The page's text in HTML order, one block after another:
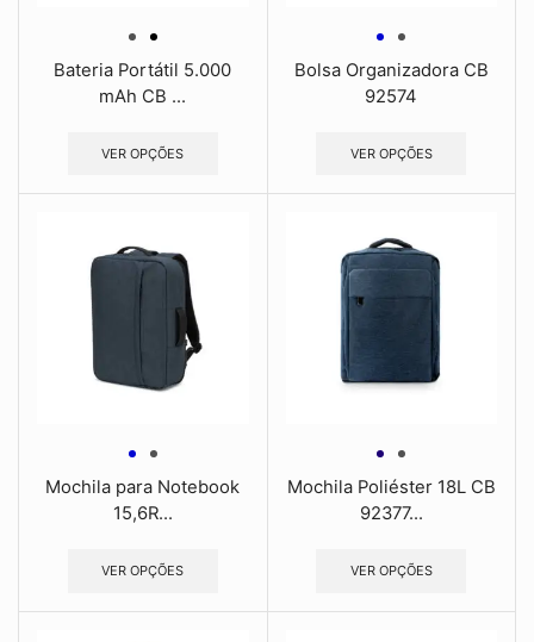
Bateria Portátil 5.000
mAh CB ...
VER OPÇÕES
Bolsa Organizadora CB
92574
VER OPÇÕES
Mochila para Notebook
15,6R...
VER OPÇÕES
Mochila Poliéster 18L CB
92377...
VER OPÇÕES